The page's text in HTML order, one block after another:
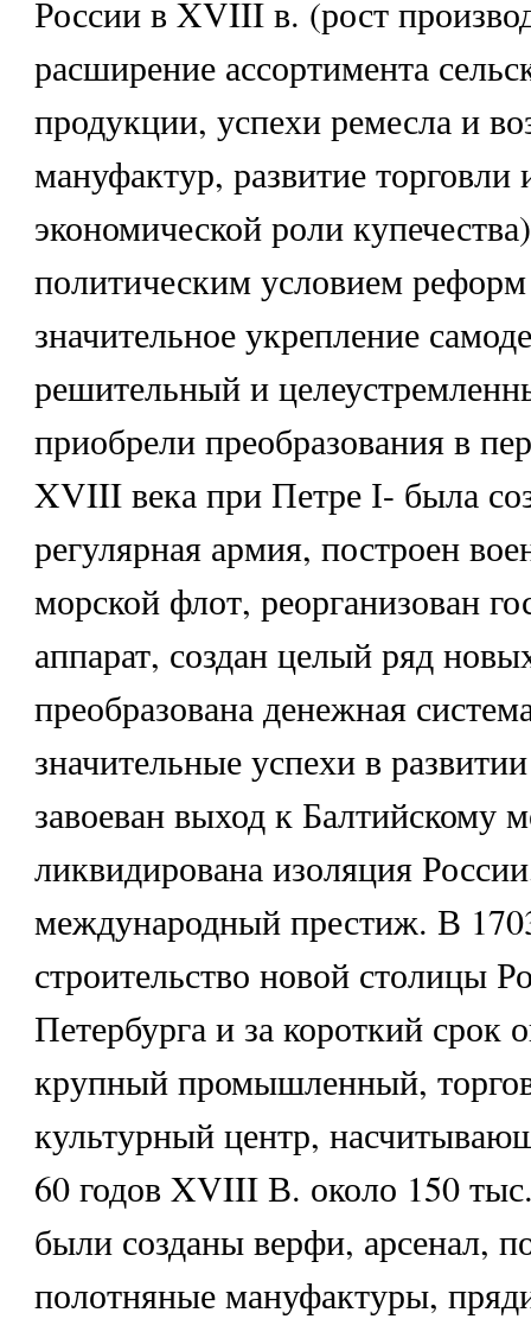
России в XVIII в. (рост
расширение ассортимента
продукции, успехи ремесла и
мануфактур, развитие торговли
экономической роли
политическим условием
значительное укрепление
решительный и
приобрели преобразования в
XVIII века при Петре І- была
регулярная армия, построен
морской флот, реорганизован
аппарат, создан целый ряд
преобразована денежная
значительные успехи в
завоеван выход к Балтийскому
ликвидирована изоляция
международный престиж. В
строительство новой столицы
Петербурга и за короткий срок
крупный промышленный,
культурный центр,
60 годов XVIII В. около 150
были созданы верфи, арсенал,
полотняные мануфактуры,